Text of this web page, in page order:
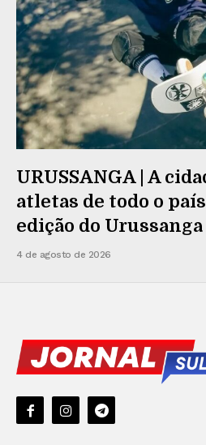
URUSSANGA | A
atletas de todo o
edição do
4 de agosto de 2026